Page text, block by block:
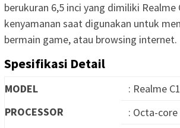
berukuran 6,5 inci yang dimiliki Realme
kenyamanan saat digunakan untuk
bermain game, atau browsing internet.
Spesifikasi Detail
MODEL
: Realme
PROCESSOR
: Octa-